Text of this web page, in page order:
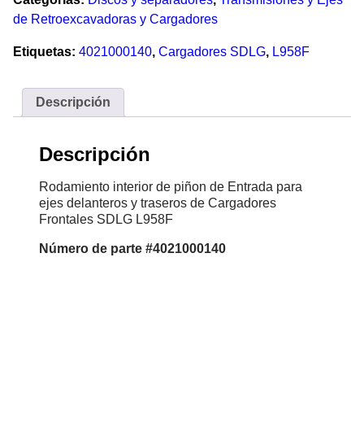
de Retroexcavadoras y Cargadores
Etiquetas: 4021000140, Cargadores SDLG, L958F
Descripción
Descripción
Rodamiento interior de piñon de Entrada para
ejes delanteros y traseros de Cargadores
Frontales SDLG L958F
Número de parte #4021000140